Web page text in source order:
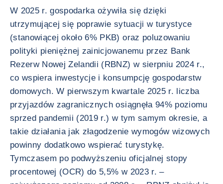
W 2025 r. gospodarka ożywiła się dzięki
utrzymującej się poprawie sytuacji w turystyce
(stanowiącej około 6% PKB) oraz poluzowaniu
polityki pieniężnej zainicjowanemu przez Bank
Rezerw Nowej Zelandii (RBNZ) w sierpniu 2024 r.,
co wspiera inwestycje i konsumpcję gospodarstw
domowych. W pierwszym kwartale 2025 r. liczba
przyjazdów zagranicznych osiągnęła 94% poziomu
sprzed pandemii (2019 r.) w tym samym okresie, a
takie działania jak złagodzenie wymogów wizowych
powinny dodatkowo wspierać turystykę.
Tymczasem po podwyższeniu oficjalnej stopy
procentowej (OCR) do 5,5% w 2023 r. –